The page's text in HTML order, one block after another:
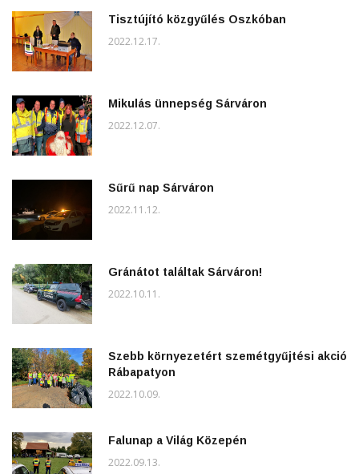
Tisztújító közgyűlés Oszkóban
2022.12.17.
Mikulás ünnepség Sárváron
2022.12.07.
Sűrű nap Sárváron
2022.11.12.
Gránátot találtak Sárváron!
2022.10.11.
Szebb környezetért szemétgyűjtési akció
Rábapatyon
2022.10.09.
Falunap a Világ Közepén
2022.09.13.